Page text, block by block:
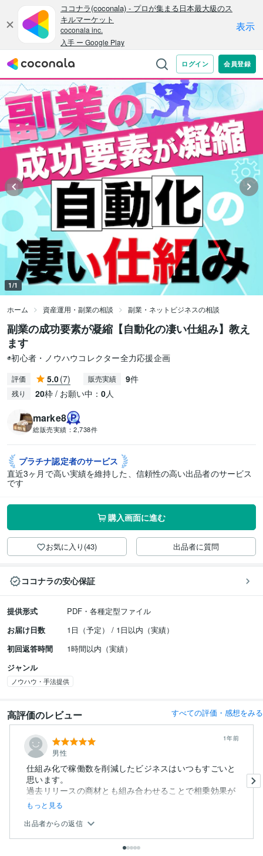
1/1
ホーム 資産運用・副業の相談 副業・ネットビジネスの相談
副業の成功要素が凝縮【自動化の凄い仕組み】教え
ます
◉初心者・ノウハウコレクター全力応援企画
評価 5.0(7) 販売実績 9件
残り 20枠 / お願い中： 0人
marke8
総販売実績： 2,738件
プラチナ認定者のサービス
直近3ヶ月で高い実績を維持した、信頼性の高い出品者のサービス
です
購入画面に進む
お気に入り(43) 出品者に質問
ココナラの安心保証
提供形式
PDF・各種定型ファイル
お届け日数
1日（予定） / 1日以内（実績）
初回返答時間
1時間以内（実績）
ジャンル
ノウハウ・手法提供
高評価のレビュー すべての評価・感想をみる
男性
1年前
仕組み化で稼働数を削減したビジネスはいつもすごいと
思います。
過去リリースの商材とも組み合わせることで相乗効果が
図れそう...
もっと見る
出品者からの返信